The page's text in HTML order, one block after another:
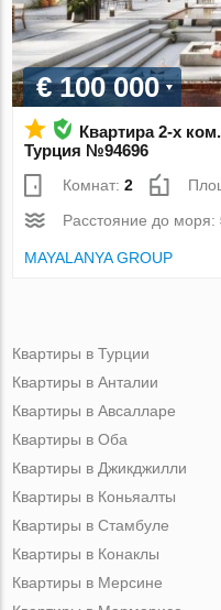
€ 100 000
Квартира 2-х
Турция №94696
Комнат:2
Расстояние до моря:
MAYALANYA GROUP
Квартиры в Турции
Квартиры в Анталии
Квартиры в Авсалларе
Квартиры в Оба
Квартиры в Джикджилли
Квартиры в Коньяалты
Квартиры в Стамбуле
Квартиры в Конаклы
Квартиры в Мерсине